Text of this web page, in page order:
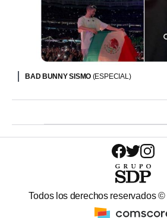
BAD BUNNY SISMO (ESPECIAL)
Todos los derechos reservados ©